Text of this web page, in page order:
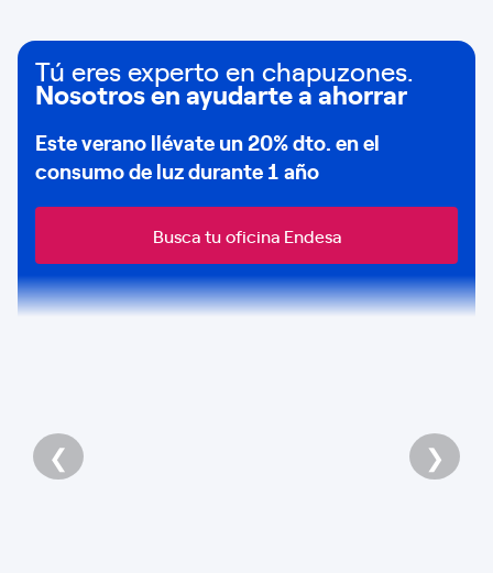
Tú eres experto en chapuzones.
Nosotros en ayudarte a ahorrar
Este verano llévate un20% dto. en el
consumo deluz durante 1 año
Busca tu oficina Endesa
❮ ❯